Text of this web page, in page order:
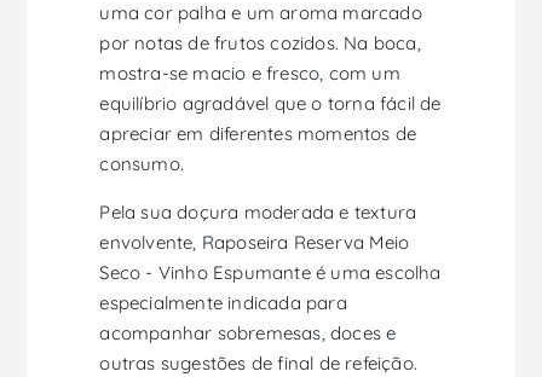
uma cor palha e um aroma marcado
por notas de frutos cozidos. Na boca,
mostra-se macio e fresco, com um
equilíbrio agradável que o torna fácil de
apreciar em diferentes momentos de
consumo.
Pela sua doçura moderada e textura
envolvente, Raposeira Reserva Meio
Seco - Vinho Espumante é uma escolha
especialmente indicada para
acompanhar sobremesas, doces e
outras sugestões de final de refeição.